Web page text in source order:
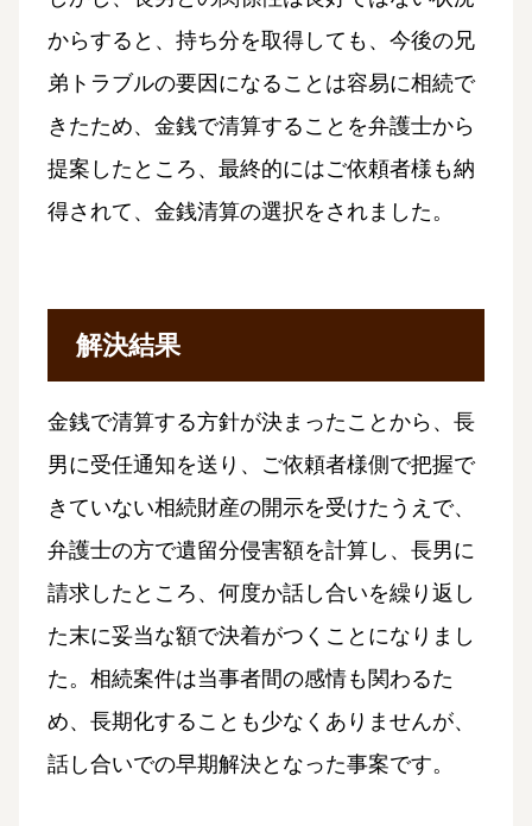
からすると、持ち分を取得しても、今後の兄
弟トラブルの要因になることは容易に相続で
きたため、金銭で清算することを弁護士から
提案したところ、最終的にはご依頼者様も納
得されて、金銭清算の選択をされました。
解決結果
金銭で清算する方針が決まったことから、長
男に受任通知を送り、ご依頼者様側で把握で
きていない相続財産の開示を受けたうえで、
弁護士の方で遺留分侵害額を計算し、長男に
請求したところ、何度か話し合いを繰り返し
た末に妥当な額で決着がつくことになりまし
た。相続案件は当事者間の感情も関わるた
め、長期化することも少なくありませんが、
話し合いでの早期解決となった事案です。